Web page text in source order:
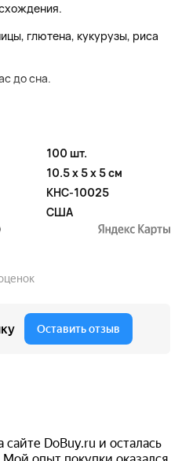
глютена, кукурузы, риса
до сна.
100 шт.
10.5 x 5 x 5 см
KHC-10025
США